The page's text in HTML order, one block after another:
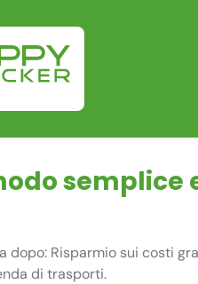
semplice
dopo: Risparmio sui costi
di trasporti.